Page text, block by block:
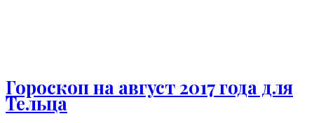
Гороскоп на август 2017 года для
Тельца